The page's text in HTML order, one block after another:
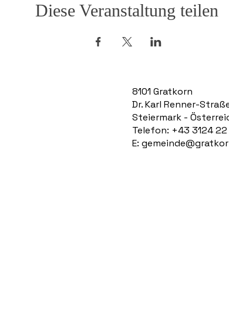
Diese Veranstaltung teilen
8101 Gratkorn
Dr. Karl Renner-
Steiermark -
Telefon: +43 3124 22
E: